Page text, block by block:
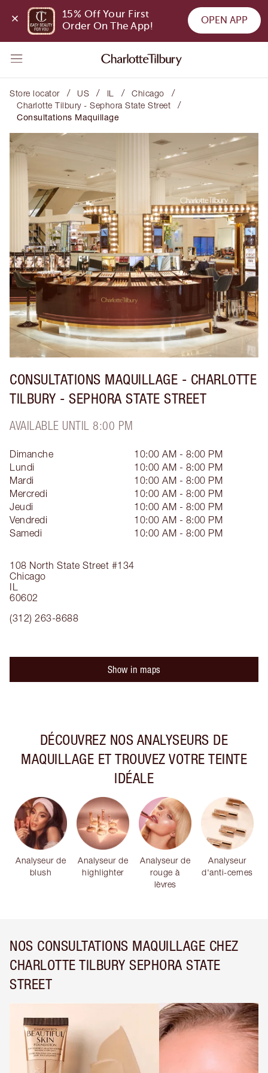
15% Off Your First
Order On The App!
OPEN APP
Store locator / US / IL / Chicago /
Charlotte Tilbury - Sephora State Street /
Consultations Maquillage
CONSULTATIONS MAQUILLAGE - CHARLOTTE
TILBURY - SEPHORA STATE STREET
AVAILABLE UNTIL 8:00 PM
108 North State Street #134
Chicago
IL
60602
(312) 263-8688
Dimanche
10:00 AM - 8:00 PM
Lundi
10:00 AM - 8:00 PM
Mardi
10:00 AM - 8:00 PM
Mercredi
10:00 AM - 8:00 PM
Jeudi
10:00 AM - 8:00 PM
Vendredi
10:00 AM - 8:00 PM
Samedi
10:00 AM - 8:00 PM
Show in maps
DÉCOUVREZ NOS ANALYSEURS DE
MAQUILLAGE ET TROUVEZ VOTRE TEINTE
IDÉALE
Analyseur de
blush
Analyseur de
highlighter
Analyseur de
rouge à
lèvres
Analyseur
d'anti-cernes
NOS CONSULTATIONS MAQUILLAGE CHEZ
CHARLOTTE TILBURY SEPHORA STATE
STREET